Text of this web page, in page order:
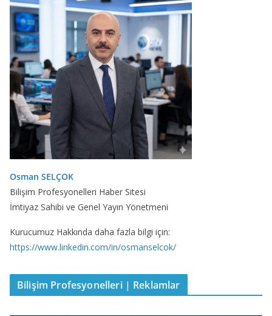
Osman SELÇOK
Bilişim Profesyonelleri Haber Sitesi
İmtiyaz Sahibi ve Genel Yayın Yönetmeni
Kurucumuz Hakkında daha fazla bilgi için:
https://www.linkedin.com/in/osmanselcok/
Bilişim Profesyonelleri | Reklamlar